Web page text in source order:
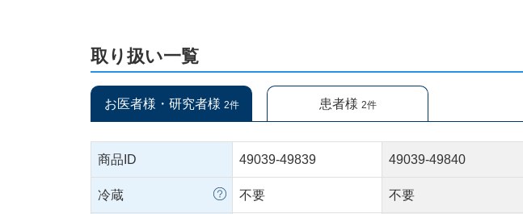
取り扱い一覧
お医者様・研究者様 2件 患者様 2件
商品ID 49039-49839 49039-49840
冷蔵 不要 不要